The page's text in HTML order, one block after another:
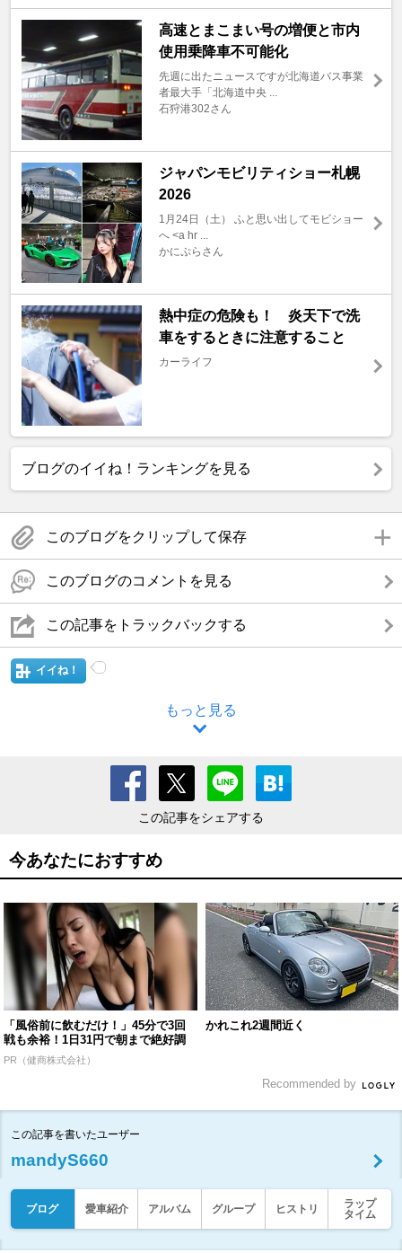
高速とまこまい号の増便と市内
使用乗降車不可能化
先週に出たニュースですが北海道バス事業
者最大手「北海道中央 ...
石狩港302さん
ジャパンモビリティショー札幌
2026
1月24日（土） ふと思い出してモビショー
へ <a hr ...
かにぷらさん
熱中症の危険も！ 炎天下で洗
車をするときに注意すること
カーライフ
ブログのイイね！ランキングを見る
このブログをクリップして保存
このブログのコメントを見る
この記事をトラックバックする
イイね！
もっと見る
この記事をシェアする
今あなたにおすすめ
「風俗前に飲むだけ！」45分で3回
戦も余裕！1日31円で朝まで絶好調
PR（健商株式会社）
かれこれ2週間近く
Recommended by
この記事を書いたユーザー
mandyS660
ブログ 愛車紹介 アルバム グループ ヒストリ
ラップ
タイム